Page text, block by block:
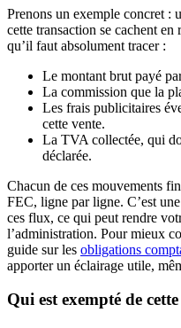
Prenons un exemple concret :
cette transaction se cachent
qu’il faut absolument tracer :
Le montant brut payé
La commission que la
Les frais publicitaires
cette vente.
La TVA collectée, qui
déclarée.
Chacun de ces mouvements
FEC, ligne par ligne. C’est
ces flux, ce qui peut rendre
l’administration. Pour mieux
guide sur les obligations
apporter un éclairage utile,
Qui est exempté de